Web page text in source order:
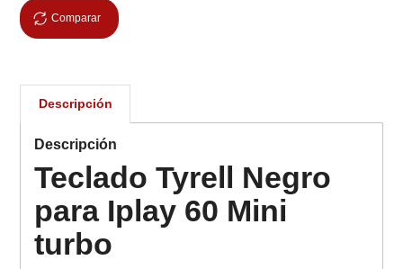
Comparar
Descripción
Descripción
Teclado Tyrell Negro
para Iplay 60 Mini
turbo